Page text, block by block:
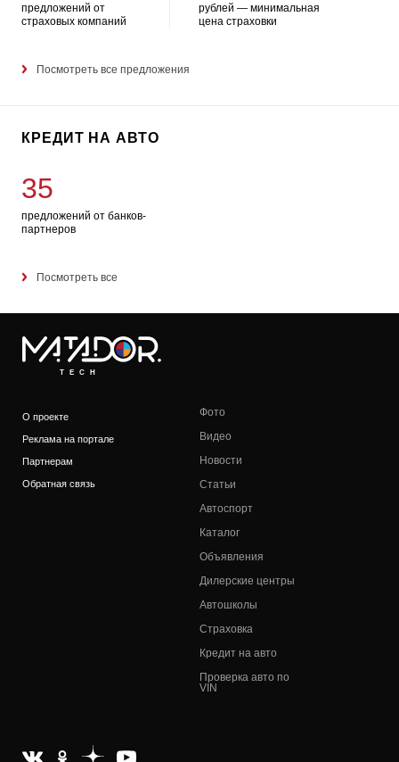
предложений от
страховых компаний
рублей — минимальная
цена страховки
Посмотреть все предложения
КРЕДИТ НА АВТО
35
предложений от банков-
партнеров
Посмотреть все
TECH
О проекте
Реклама на портале
Партнерам
Обратная связь
Фото
Видео
Новости
Статьи
Автоспорт
Каталог
Объявления
Дилерские центры
Автошколы
Страховка
Кредит на авто
Проверка авто по
VIN